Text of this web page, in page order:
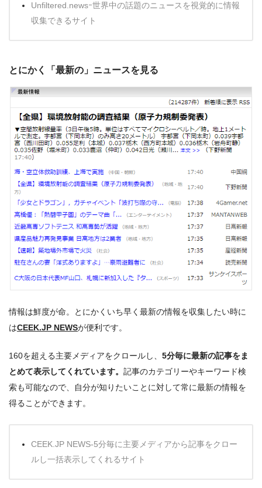
Unfiltered.newsｰ世界中の話題のニュースを視覚的に情報
収集できるサイト
とにかく「最新の」ニュースを見る
情報は鮮度が命。とにかくいち早く最新の情報を収集したい時に
はCEEK.JP NEWSが便利です。
160を超える主要メディアをクロールし、 5分毎に最新の記事をま
とめて表示してくれています。 記事のカテゴリーやキーワード検
索も可能なので、自分が知りたいことに対して常に最新の情報を
得ることができます。
CEEK.JP NEWS-5分毎に主要メディアから記事をクロー
ルし一括表示してくれるサイト